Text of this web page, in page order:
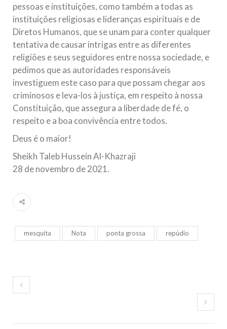
pessoas e instituições, como também a todas as
instituições religiosas e lideranças espirituais e de
Diretos Humanos, que se unam para conter qualquer
tentativa de causar intrigas entre as diferentes
religiões e seus seguidores entre nossa sociedade, e
pedimos que as autoridades responsáveis
investiguem este caso para que possam chegar aos
criminosos e leva-los à justiça, em respeito à nossa
Constituição, que assegura a liberdade de fé, o
respeito e a boa convivência entre todos.
Deus é o maior!
Sheikh Taleb Hussein Al-Khazraji
28 de novembro de 2021.
mesquita Nota ponta grossa repúdio